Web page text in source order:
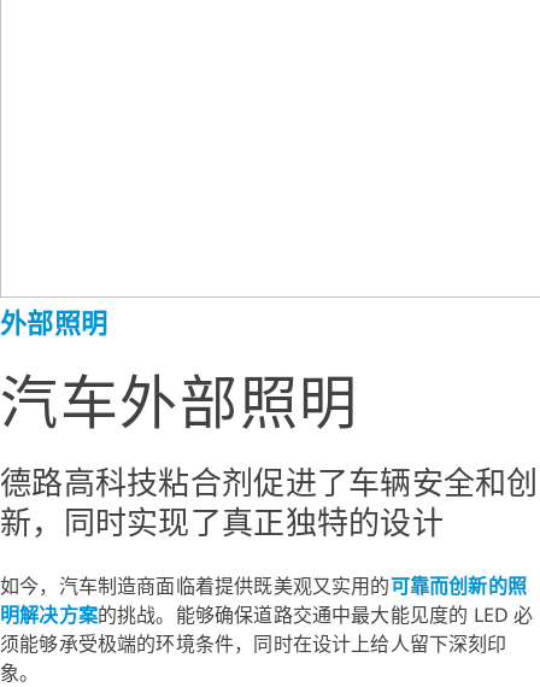
外部照明
汽车外部照明
德路高科技粘合剂促进了车辆安全和创
新，同时实现了真正独特的设计
如今，汽车制造商面临着提供既美观又实用的可靠而创新的照
明解决方案的挑战。能够确保道路交通中最大能见度的 LED 必
须能够承受极端的环境条件，同时在设计上给人留下深刻印
象。